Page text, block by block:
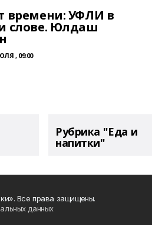
времени: УФЛИ в
слове. Юлдаш
, 09:00
Рубрика "Еда и
напитки"
Все права защищены.
данных